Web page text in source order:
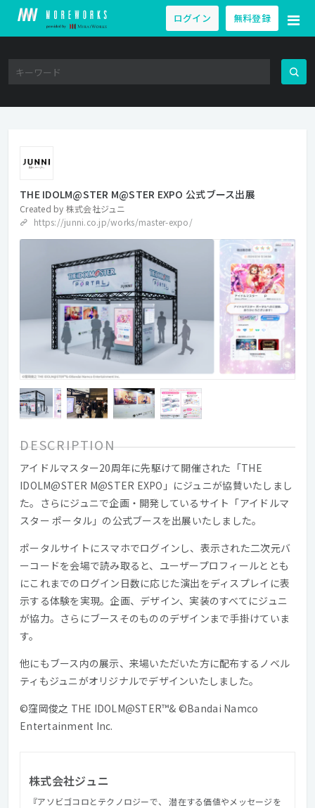
ログイン 無料登録
THE IDOLM@STER M@STER EXPO 公式ブース出展
Created by 株式会社ジュニ
https://junni.co.jp/works/master-expo/
DESCRIPTION
アイドルマスター20周年に先駆けて開催された「THE
IDOLM@STER M@STER EXPO」にジュニが協賛いたしまし
た。さらにジュニで企画・開発しているサイト「アイドルマ
スター ポータル」の公式ブースを出展いたしました。
ポータルサイトにスマホでログインし、表示された二次元バ
ーコードを会場で読み取ると、ユーザープロフィールととも
にこれまでのログイン日数に応じた演出をディスプレイに表
示する体験を実現。企画、デザイン、実装のすべてにジュニ
が協力。さらにブースそのもののデザインまで手掛けていま
す。
他にもブース内の展示、来場いただいた方に配布するノベル
ティもジュニがオリジナルでデザインいたしました。
©窪岡俊之 THE IDOLM@STER™& ©Bandai Namco
Entertainment Inc.
株式会社ジュニ
『アソビゴコロとテクノロジーで、 潜在する価値やメッセージを